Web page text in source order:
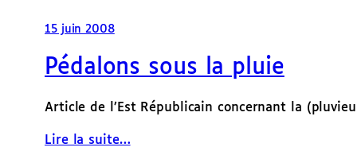
15 juin 2008
Pédalons sous la pluie
Article de l’Est Républicain concernant la
Lire la suite…